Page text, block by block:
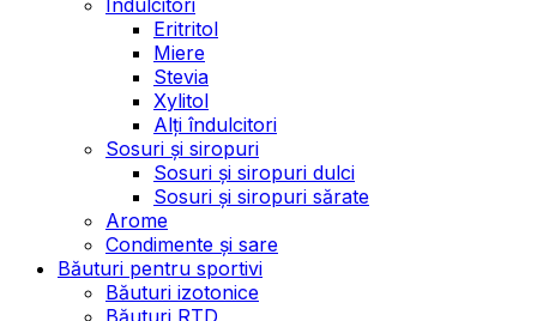
Eritritol
Miere
Stevia
Xylitol
Alți îndulcitori
Sosuri și siropuri
Sosuri și siropuri dulci
Sosuri și siropuri sărate
Arome
Condimente și sare
Băuturi pentru sportivi
Băuturi izotonice
Băuturi RTD